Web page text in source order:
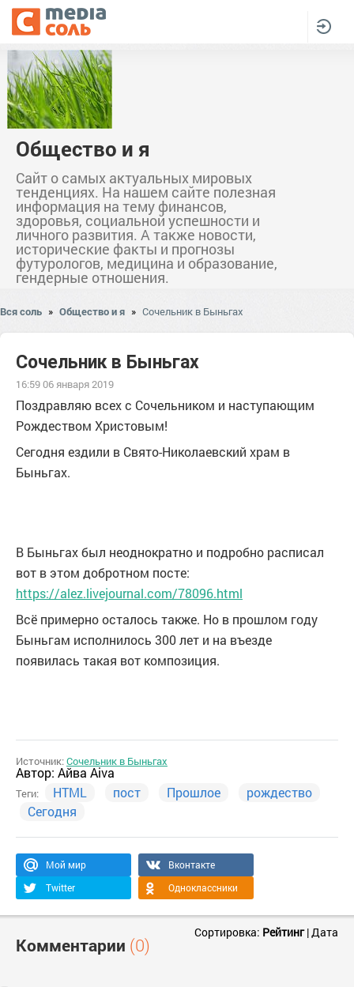
Общество и я
Сайт о самых актуальных мировых
тенденциях. На нашем сайте полезная
информация на тему финансов,
здоровья, социальной успешности и
личного развития. А также новости,
исторические факты и прогнозы
футурологов, медицина и образование,
гендерные отношения.
Вся соль » Общество и я » Сочельник в Быньгах
Сочельник в Быньгах
16:59 06 января 2019
Поздравляю всех с Сочельником и наступающим
Рождеством Христовым!
Сегодня ездили в Свято-Николаевский храм в
Быньгах.
В Быньгах был неоднократно и подробно расписал
вот в этом добротном посте:
https://alez.livejournal.com/78096.html
Всё примерно осталось также. Но в прошлом году
Быньгам исполнилось 300 лет и на въезде
появилась такая вот композиция.
Источник:Сочельник в Быньгах
Автор: Айва Aiva
Теги: HTML пост Прошлое
рождество
Сегодня
Мой мир
Вконтакте
Twitter
Одноклассники
Комментарии (0)
Сортировка: Рейтинг|Дата